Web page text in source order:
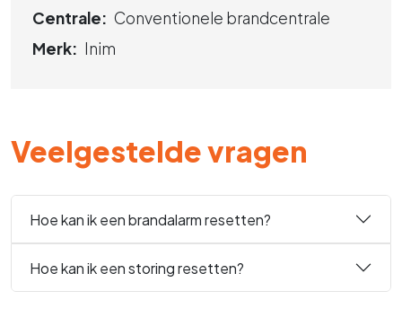
Centrale: Conventionele brandcentrale
Merk: Inim
Veelgestelde vragen
Hoe kan ik een brandalarm resetten?
Hoe kan ik een storing resetten?